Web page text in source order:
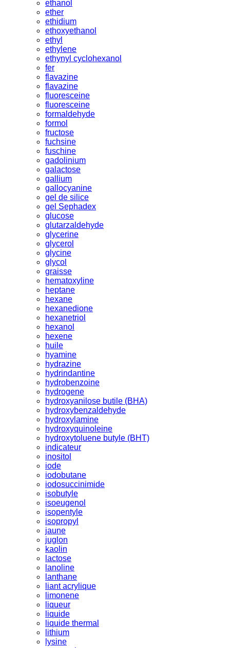
ethanol
ether
ethidium
ethoxyethanol
ethyl
ethylene
ethynyl cyclohexanol
fer
flavazine
flavazine
fluoresceine
fluoresceine
formaldehyde
formol
fructose
fuchsine
fuschine
gadolinium
galactose
gallium
gallocyanine
gel de silice
gel Sephadex
glucose
glutarzaldehyde
glycerine
glycerol
glycine
glycol
graisse
hematoxyline
heptane
hexane
hexanedione
hexanetriol
hexanol
hexene
huile
hyamine
hydrazine
hydrindantine
hydrobenzoine
hydrogene
hydroxyanilose butile (BHA)
hydroxybenzaldehyde
hydroxylamine
hydroxyquinoleine
hydroxytoluene butyle (BHT)
indicateur
inositol
iode
iodobutane
iodosuccinimide
isobutyle
isoeugenol
isopentyle
isopropyl
jaune
juglon
kaolin
lactose
lanoline
lanthane
liant acrylique
limonene
liqueur
liquide
liquide thermal
lithium
lysine